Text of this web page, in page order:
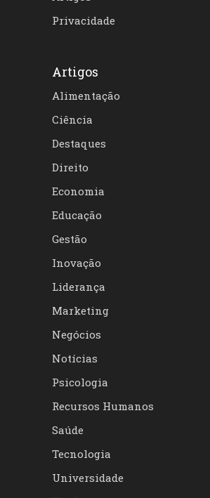
Privacidade
Artigos
Alimentação
Ciência
Destaques
Direito
Economia
Educação
Gestão
Inovação
Liderança
Marketing
Negócios
Notícias
Psicologia
Recursos Humanos
Saúde
Tecnologia
Universidade